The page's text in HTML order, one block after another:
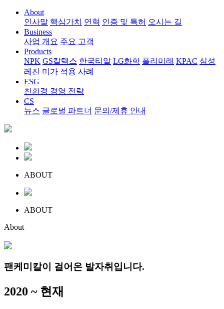
About
인사말 핵심가치 연혁 인증 및 특허 오시는 길
Business
사업 개요 주요 고객
Products
NPK GS칼텍스 한국티알 LG화학 폴리미래 KPAC 삼성
레진 미가 적용 사례
ESG
친환경 경영 전략
CS
뉴스 글로벌 파트너 문의/제휴 안내
ABOUT
ABOUT
About
팬케미칼이 걸어온 발자취입니다.
2020 ~ 현재